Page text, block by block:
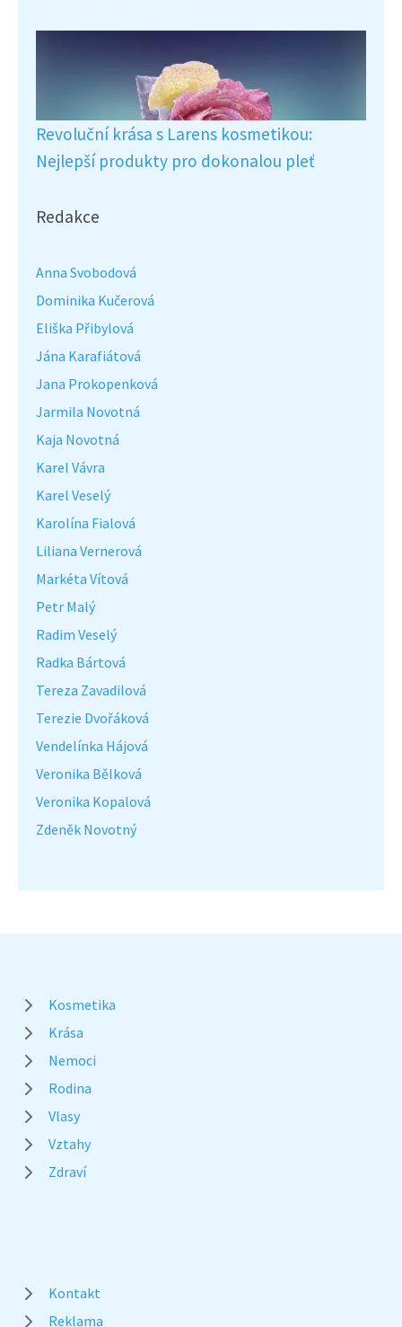
Revoluční krása s Larens kosmetikou:
Nejlepší produkty pro dokonalou pleť
Redakce
Anna Svobodová
Dominika Kučerová
Eliška Přibylová
Jána Karafiátová
Jana Prokopenková
Jarmila Novotná
Kaja Novotná
Karel Vávra
Karel Veselý
Karolína Fialová
Liliana Vernerová
Markéta Vítová
Petr Malý
Radim Veselý
Radka Bártová
Tereza Zavadilová
Terezie Dvořáková
Vendelínka Hájová
Veronika Bělková
Veronika Kopalová
Zdeněk Novotný
Kosmetika
Krása
Nemoci
Rodina
Vlasy
Vztahy
Zdraví
Kontakt
Reklama